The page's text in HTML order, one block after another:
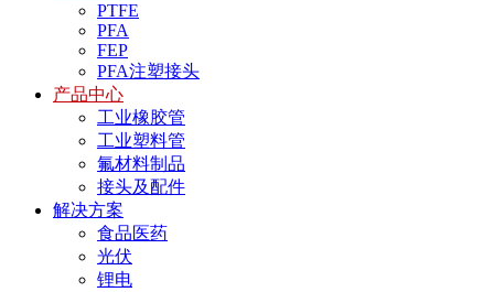
PTFE
PFA
FEP
PFA注塑接头
产品中心
工业橡胶管
工业塑料管
氟材料制品
接头及配件
解决方案
食品医药
光伏
锂电